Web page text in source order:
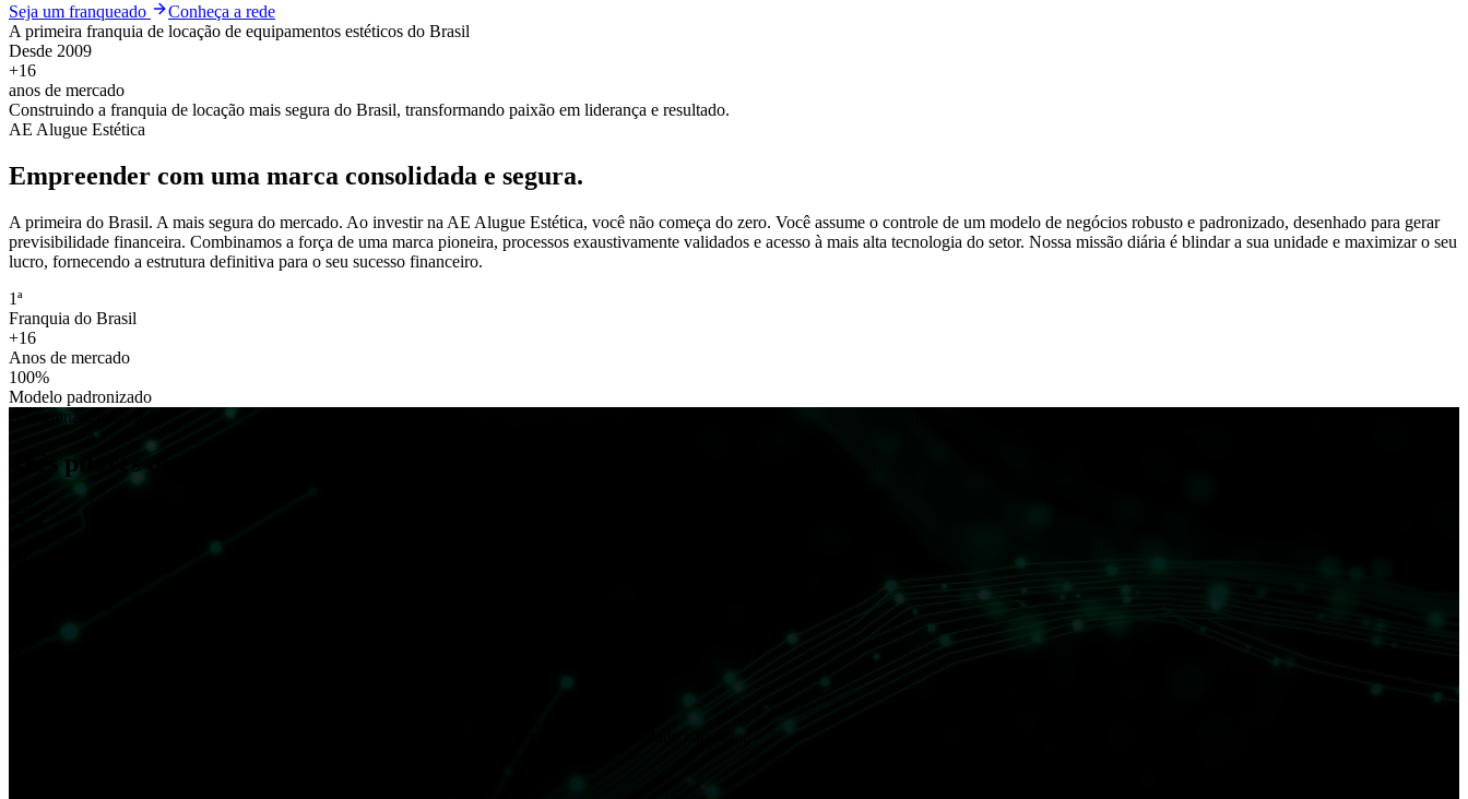
Seja um franqueado
Conheça a rede
A primeira franquia de locação de equipamentos estéticos do Brasil
Desde 2009
+16
anos de mercado
Construindo a franquia de locação mais segura do Brasil, transformando paixão em liderança e resultado.
AE Alugue Estética
Empreender com uma marca consolidada e segura.
A primeira do Brasil. A mais segura do mercado. Ao investir na AE Alugue Estética, você não começa do zero. Você assume o controle de um modelo de negócios robusto e padronizado, desenhado para gerar
previsibilidade financeira. Combinamos a força de uma marca pioneira, processos exaustivamente validados e acesso à mais alta tecnologia do setor. Nossa missão diária é blindar a sua unidade e maximizar o seu
lucro, fornecendo a estrutura definitiva para o seu sucesso financeiro.
1ª
Franquia do Brasil
+16
Anos de mercado
100%
Modelo padronizado
A engrenagem da rede
Três pilares que sustentam a franquia
Processos auditados, manuais operacionais e acompanhamento contínuo da rede para sua unidade não parar.